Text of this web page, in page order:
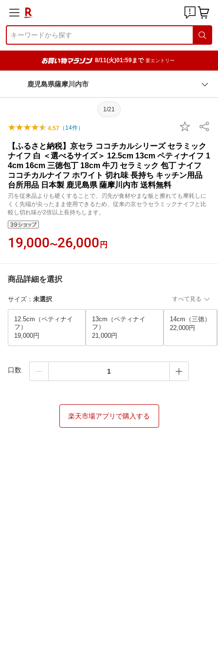
8/11(火)01:59まで 要エントリー
鹿児島県薩摩川内市
1/21
4.57 （ 14件）
【ふるさと納税】京セラ ココチカルシリーズ セラミック
ナイフ 白 ＜選べるサイズ＞ 12.5cm 13cm ペティナイフ 1
4cm 16cm 三徳包丁 18cm 牛刀 セラミック 包丁 ナイフ
ココチカルナイフ ホワイト 切れ味 長持ち キッチン用品
台所用品 日本製 鹿児島県 薩摩川内市 送料無料
刃を従来品よりも硬くすることで、刃先が食材やまな板と擦れても摩耗しに
くく先端が尖ったまま使用できるため、従来の京セラセラミックナイフと比
較し切れ味が2倍以上長持ちします。
19,000〜26,000 円
商品詳細を選択
サイズ ： 未選択 すべて見る
12.5cm（ペティナイ
フ）
19,000円
13cm（ペティナイ
フ）
21,000円
14cm（三徳）
22,000円
口数
楽天市場アプリで購入する